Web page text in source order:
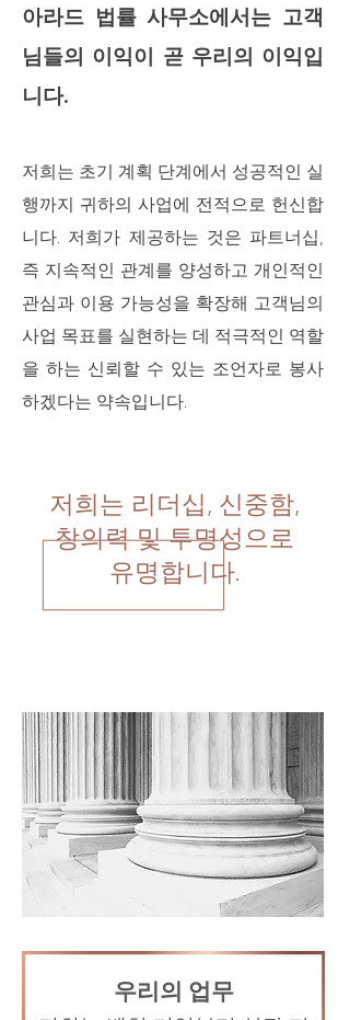
아라드 법률 사무소에서는 고객
님들의 이익이 곧 우리의 이익입
니다.
저희는 초기 계획 단계에서 성공적인 실
행까지 귀하의 사업에 전적으로 헌신합
니다. 저희가 제공하는 것은 파트너십,
즉 지속적인 관계를 양성하고 개인적인
관심과 이용 가능성을 확장해 고객님의
사업 목표를 실현하는 데 적극적인 역할
을 하는 신뢰할 수 있는 조언자로 봉사
하겠다는 약속입니다.
저희는 리더십, 신중함,
창의력 및 투명성으로
유명합니다.
우리의 업무